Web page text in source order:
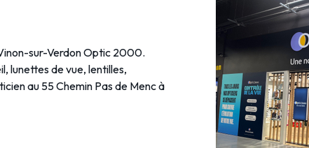
sur-Verdon Optic 2000.
lunettes de vue, lentilles,
au 55 Chemin Pas de Menc à